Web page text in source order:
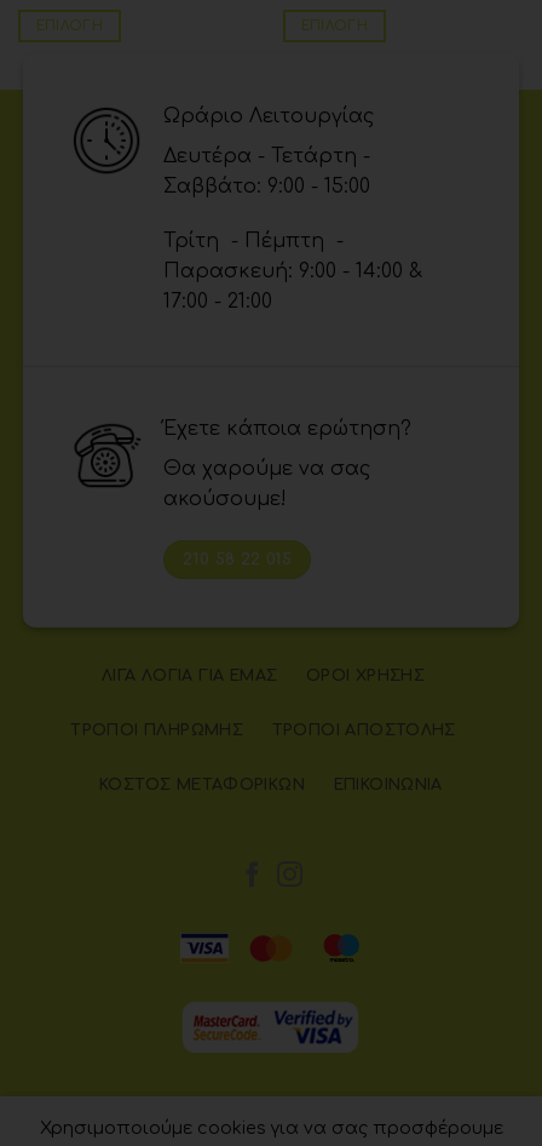
ΕΠΙΛΟΓΉ ΕΠΙΛΟΓΉ
Ωράριο Λειτουργίας
Δευτέρα - Τετάρτη -
Σαββάτο: 9:00 - 15:00
Τρίτη - Πέμπτη -
Παρασκευή: 9:00 - 14:00 &
17:00 - 21:00
Έχετε κάποια ερώτηση?
Θα χαρούμε να σας
ακούσουμε!
210 58 22 015
ΛΊΓΑ ΛΌΓΙΑ ΓΙΑ ΕΜΆΣ ΌΡΟΙ ΧΡΉΣΗΣ
ΤΡΌΠΟΙ ΠΛΗΡΩΜΉΣ ΤΡΌΠΟΙ ΑΠΟΣΤΟΛΉΣ
ΚΌΣΤΟΣ ΜΕΤΑΦΟΡΙΚΏΝ ΕΠΙΚΟΙΝΩΝΊΑ
Χρησιμοποιούμε cookies για να σας προσφέρουμε